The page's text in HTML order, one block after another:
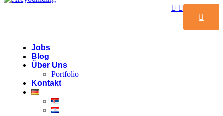
Jobs
Blog
Über Uns
Portfolio
Kontakt